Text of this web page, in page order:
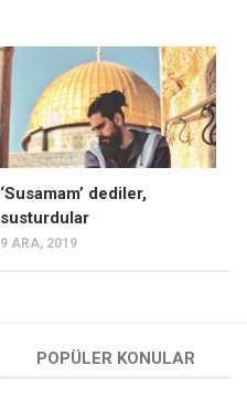
‘Susamam’ dediler,
susturdular
9 ARA, 2019
POPÜLER KONULAR